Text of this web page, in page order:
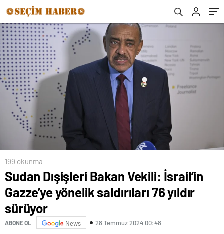
199 okunma
Sudan Dışişleri Bakan Vekili: İsrail’in
Gazze’ye yönelik saldırıları 76 yıldır
sürüyor
ABONE OL News 28 Temmuz 2024 00:48